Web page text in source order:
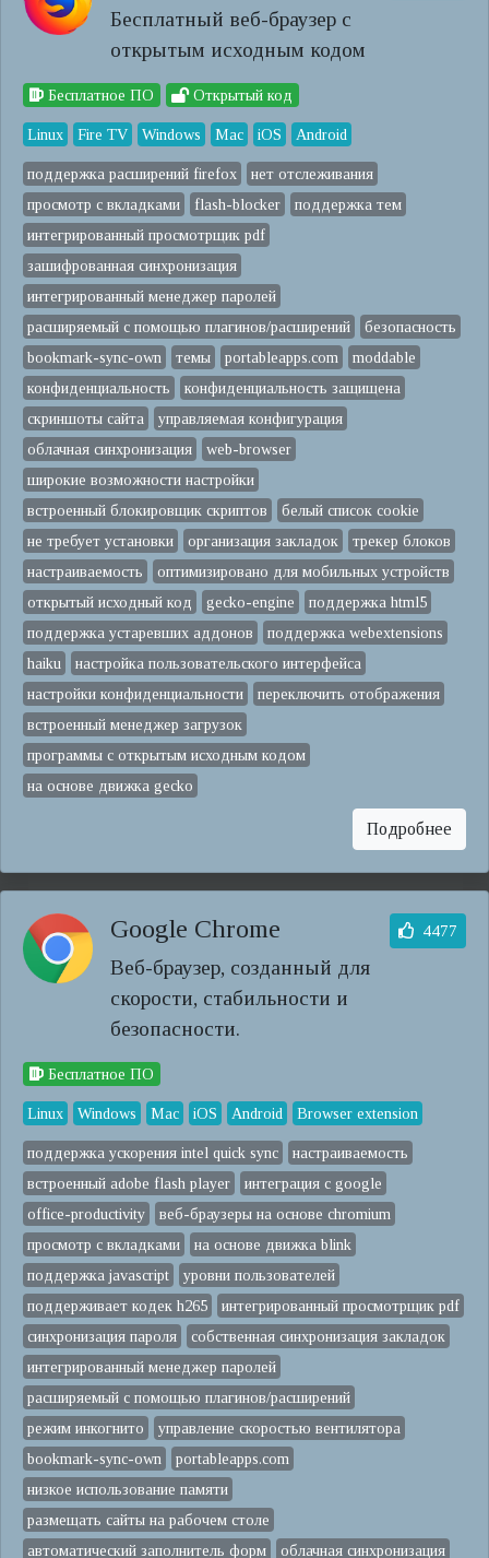
Бесплатный веб-браузер с
открытым исходным кодом
Бесплатное ПО Открытый код
Linux Fire TV Windows Mac iOS Android
поддержка расширений firefox
нет отслеживания
просмотр с вкладками
flash-blocker
поддержка тем
интегрированный просмотрщик pdf
зашифрованная синхронизация
интегрированный менеджер паролей
расширяемый с помощью плагинов/расширений
безопасность
bookmark-sync-own
темы portableapps.com
moddable
конфиденциальность
конфиденциальность защищена
скриншоты сайта
управляемая конфигурация
облачная синхронизация
web-browser
широкие возможности настройки
встроенный блокировщик скриптов
белый список cookie
не требует установки
организация закладок
трекер блоков
настраиваемость
оптимизировано для мобильных устройств
открытый исходный код
gecko-engine
поддержка html5
поддержка устаревших аддонов
поддержка webextensions
haiku
настройка пользовательского интерфейса
настройки конфиденциальности
переключить отображения
встроенный менеджер загрузок
программы с открытым исходным кодом
на основе движка gecko
Подробнее
Google Chrome
Веб-браузер, созданный для
скорости, стабильности и
безопасности.
4477
Бесплатное ПО
Linux Windows Mac iOS Android Browser extension
поддержка ускорения intel quick sync
настраиваемость
встроенный adobe flash player
интеграция с google
office-productivity
веб-браузеры на основе chromium
просмотр с вкладками
на основе движка blink
поддержка javascript
уровни пользователей
поддерживает кодек h265
интегрированный просмотрщик pdf
синхронизация пароля
собственная синхронизация закладок
интегрированный менеджер паролей
расширяемый с помощью плагинов/расширений
режим инкогнито
управление скоростью вентилятора
bookmark-sync-own
portableapps.com
низкое использование памяти
размещать сайты на рабочем столе
автоматический заполнитель форм
облачная синхронизация